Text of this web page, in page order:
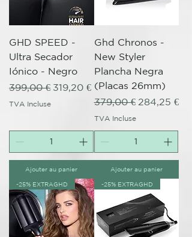
GHD SPEED -
Ultra Secador
Iónico - Negro
Prix original
399,00 € Prix promotionnel
319,20 €
TVA Incluse
Ajouter au panier
Ghd Chronos -
New Styler
Plancha Negra
(Placas 26mm)
Prix original
379,00 € Prix
284,25 €
TVA Incluse
Ajouter au panier
-25% EXTRAGHD -25% EXTRAGHD